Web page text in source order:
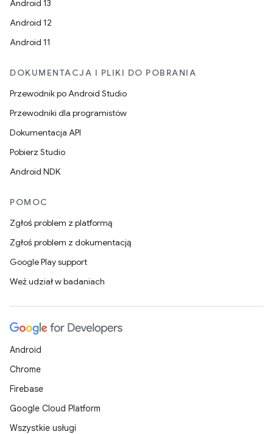
Android 13
Android 12
Android 11
DOKUMENTACJA I PLIKI DO POBRANIA
Przewodnik po Android Studio
Przewodniki dla programistów
Dokumentacja API
Pobierz Studio
Android NDK
POMOC
Zgłoś problem z platformą
Zgłoś problem z dokumentacją
Google Play support
Weź udział w badaniach
Android
Chrome
Firebase
Google Cloud Platform
Wszystkie usługi